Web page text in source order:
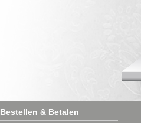
Bestellen & Betalen